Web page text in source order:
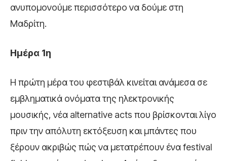
ανυπομονούμε περισσότερο να δούμε στη
Μαδρίτη.
Ημέρα 1η
Η πρώτη μέρα του φεστιβάλ κινείται ανάμεσα σε
εμβληματικά ονόματα της ηλεκτρονικής
μουσικής, νέα alternative acts που βρίσκονται λίγο
πριν την απόλυτη εκτόξευση και μπάντες που
ξέρουν ακριβώς πώς να μετατρέπουν ένα festival